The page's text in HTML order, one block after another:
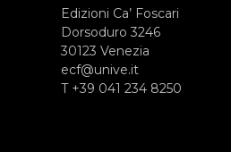
Edizioni Ca’ Foscari
Dorsoduro 3246
30123 Venezia
ecf@unive.it
T +39 041 234 8250